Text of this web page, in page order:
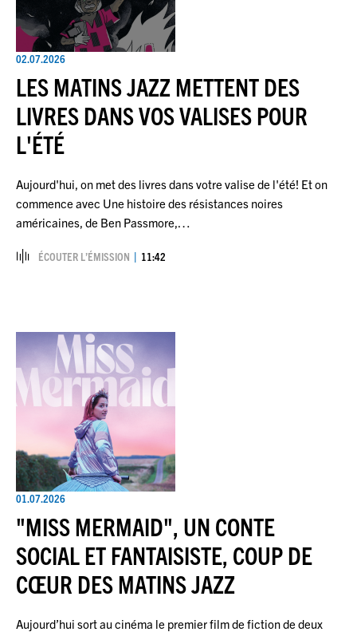
02.07.2026
LES MATINS JAZZ METTENT DES
LIVRES DANS VOS VALISES POUR
L'ÉTÉ
Aujourd'hui, on met des livres dans votre valise de l'été! Et on
commence avec Une histoire des résistances noires
américaines, de Ben Passmore,…
ÉCOUTER L’ÉMISSION 11:42
01.07.2026
"MISS MERMAID", UN CONTE
SOCIAL ET FANTAISISTE, COUP DE
CŒUR DES MATINS JAZZ
Aujourd’hui sort au cinéma le premier film de fiction de deux